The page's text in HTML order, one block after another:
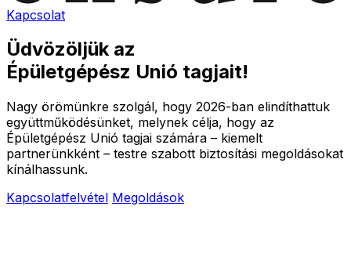
Kapcsolat
Üdvözöljük az
Épületgépész Unió tagjait!
Nagy örömünkre szolgál, hogy 2026-ban elindíthattuk
együttműködésünket, melynek célja, hogy az
Épületgépész Unió tagjai számára – kiemelt
partnerünkként – testre szabott biztosítási megoldásokat
kínálhassunk.
Kapcsolatfelvétel Megoldások